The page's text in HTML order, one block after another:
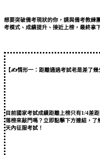
想要突破備考現狀的你，請與備考教練
考模式、成績提升、接近上榜，最終拿
【✍情形一：距離通過考試老是差了幾
目前國家考試成績距離上榜只有1/4差
落榜來敲門嗎？立即點擊下方連結，
天內征服考試！